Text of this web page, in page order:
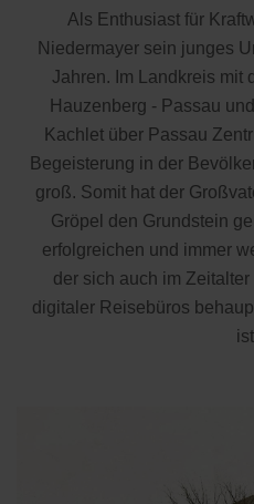
Als Enthusiast für
Niedermayer sein junges
Jahren. Im Landkreis mit
Hauzenberg - Passau
Kachlet über Passau
Begeisterung in der
groß. Somit hat der
Gröpel den Grundstein
erfolgreichen und immer
der sich auch im
digitaler Reisebüros